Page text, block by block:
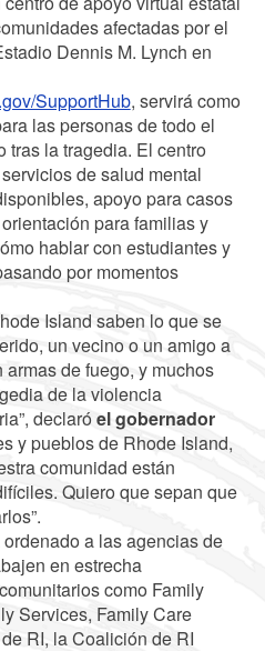
afectadas por el
Dennis M. Lynch en
SupportHub, servirá como
las personas de todo el
tras la tragedia. El centro
de salud mental
apoyo para casos
para familias y
hablar con estudiantes y
por momentos
Island saben lo que se
un vecino o un amigo a
de fuego, y muchos
de la violencia
declaróel gobernador
y pueblos de Rhode Island,
comunidad están
Quiero que sepan que
a las agencias de
en estrecha
como Family
Services, Family Care
RI, la Coalición de RI